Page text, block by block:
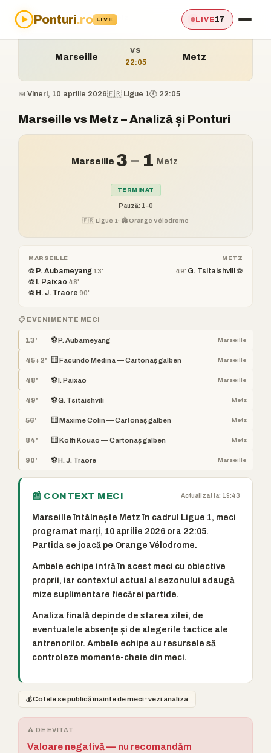
Ponturi.ro LIVE LIVE17
Acasă›Ponturi›Marseille vs Metz
Marseille
VS
22:05
Metz
📅 Vineri, 10 aprilie 2026🇫🇷 Ligue 1🕐 22:05
Marseille vs Metz – Analiză și Ponturi
Marseille 3– 1 Metz
TERMINAT
Pauză: 1–0
🇫🇷 Ligue 1 · 🏟️ Orange Vélodrome
MARSEILLE
⚽ P. Aubameyang 13'
⚽ I. Paixao 48'
⚽ H. J. Traore 90'
METZ
49' G. Tsitaishvili ⚽
📋 EVENIMENTE MECI
13' ⚽P. Aubameyang Marseille
45+2' 🟨 Facundo Medina — Cartonaș galben Marseille
48' ⚽I. Paixao Marseille
49' ⚽G. Tsitaishvili Metz
56' 🟨 Maxime Colin — Cartonaș galben Metz
84' 🟨 Koffi Kouao — Cartonaș galben Metz
90' ⚽H. J. Traore Marseille
📰 CONTEXT MECI Actualizat la: 19:43
Marseille întâlnește Metz în cadrul Ligue 1, meci
programat marți, 10 aprilie 2026 ora 22:05.
Partida se joacă pe Orange Vélodrome.
Ambele echipe intră în acest meci cu obiective
proprii, iar contextul actual al sezonului adaugă
mize suplimentare fiecărei partide.
Analiza finală depinde de starea zilei, de
eventualele absențe și de alegerile tactice ale
antrenorilor. Ambele echipe au resursele să
controleze momente-cheie din meci.
💰Cotele se publică înainte de meci · vezi analiza
⚠️ DE EVITAT
Valoare negativă — nu recomandăm